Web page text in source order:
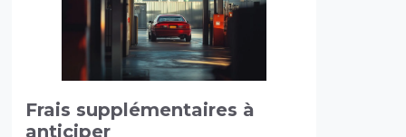
Frais supplémentaires à
anticiper